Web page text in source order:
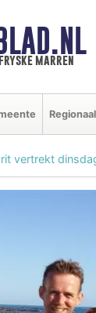
marren
Regionaal
vertrekt